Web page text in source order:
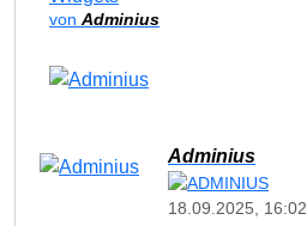
von Adminius
Adminius
18.09.2025, 16:02